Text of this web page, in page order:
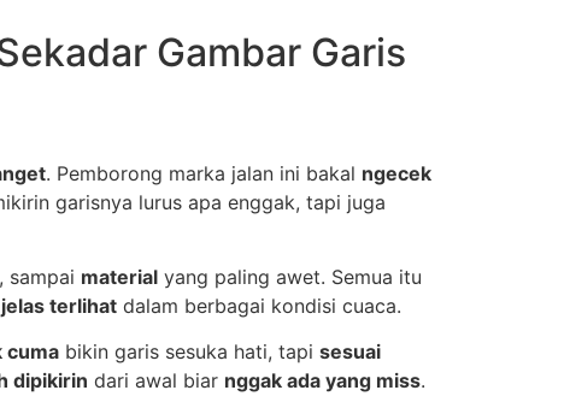
Gambar Garis
. Pemborong marka jalan ini bakal ngecek
garisnya lurus apa enggak, tapi juga
sampai material yang paling awet. Semua itu
jelas terlihat dalam berbagai kondisi cuaca.
cuma bikin garis sesuka hati, tapi sesuai
dipikirin dari awal biar nggak ada yang miss.